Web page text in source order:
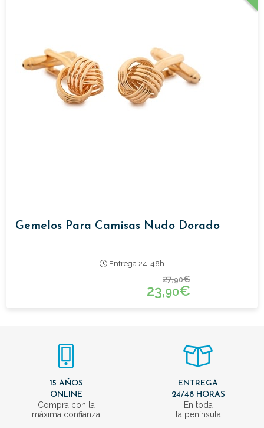
Gemelos Para Camisas Nudo Dorado
Entrega 24-48h
27,90€
23,90€
15 AÑOS
ONLINE
Compra con la
máxima confianza
ENTREGA
24/48 HORAS
En toda
la península